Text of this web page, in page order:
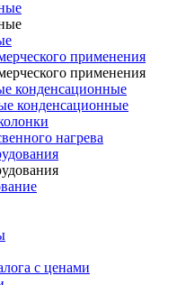
применения
применения
конденсационные
конденсационные
нагрева
с ценами